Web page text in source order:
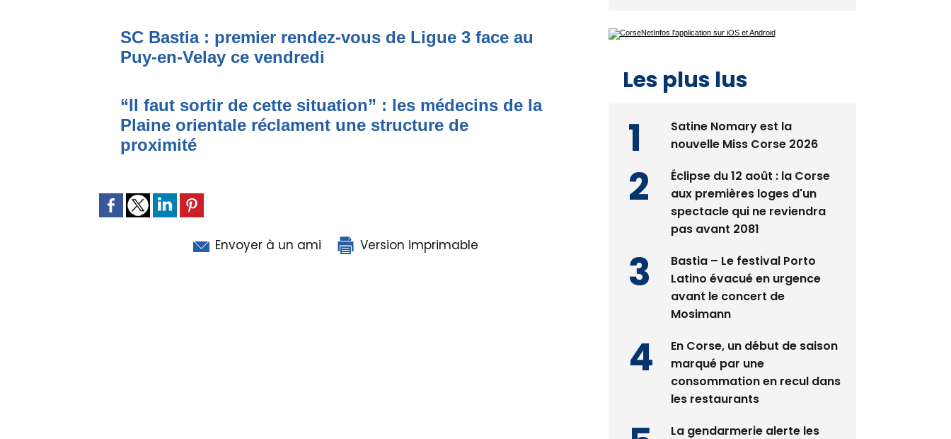
SC Bastia : premier rendez-vous de Ligue 3 face au
Puy-en-Velay ce vendredi
“Il faut sortir de cette situation” : les médecins de la
Plaine orientale réclament une structure de
proximité
Envoyer à un ami Version imprimable
Les plus lus
Satine Nomary est la
nouvelle Miss Corse 2026
Éclipse du 12 août : la Corse
aux premières loges d'un
spectacle qui ne reviendra
pas avant 2081
Bastia – Le festival Porto
Latino évacué en urgence
avant le concert de
Mosimann
En Corse, un début de saison
marqué par une
consommation en recul dans
les restaurants
La gendarmerie alerte les